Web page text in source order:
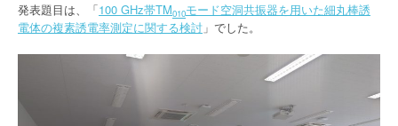
発表題目は、「100 GHz帯TM010モード空洞共振器を用いた細丸棒誘
電体の複素誘電率測定に関する検討 」でした。